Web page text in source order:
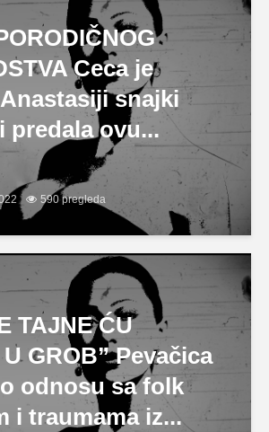
Ceca je
snajki
predala ovu...
590 pregleda
TAJNE ĆU
GROB” Pevačica
odnosu sa folk
i traumama iz...